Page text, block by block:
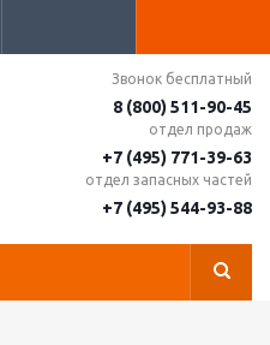
Звонок бесплатный
8 (800) 511-90-45
отдел продаж
+7 (495) 771-39-63
отдел запасных частей
+7 (495) 544-93-88